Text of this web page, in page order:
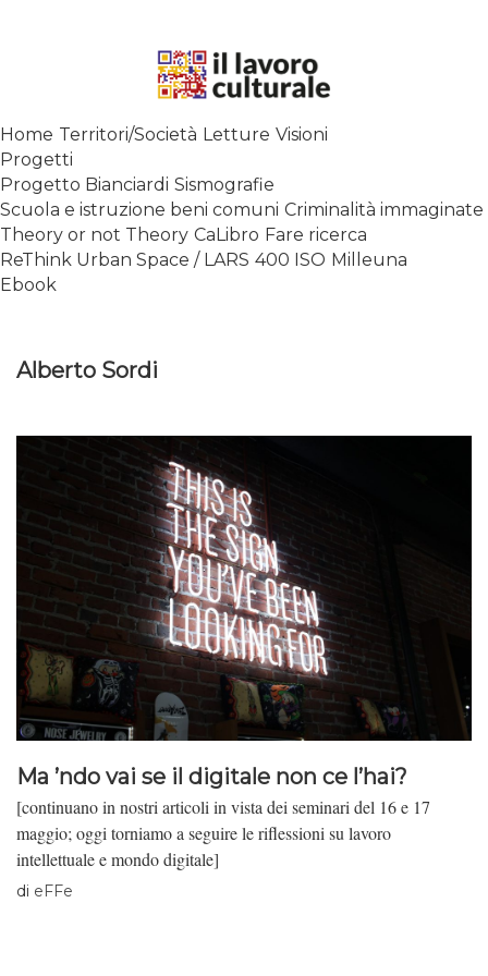
SPALANCARE LE FINESTRE DEI
CONTEMPORANEO
Home Territori/Società Letture Visioni
Progetti
Progetto Bianciardi Sismografie
Scuola e istruzione beni comuni Criminalità immaginate
Theory or not Theory CaLibro Fare ricerca
ReThink Urban Space / LARS 400 ISO Milleuna
Ebook
Alberto Sordi
Ma ’ndo vai se il digitale non ce l’hai?
[continuano in nostri articoli in vista dei seminari del 16 e 17
maggio; oggi torniamo a seguire le riflessioni su lavoro
intellettuale e mondo digitale]
di eFFe